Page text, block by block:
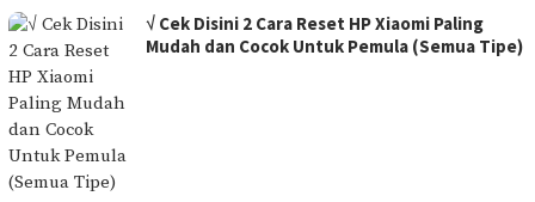
√ Cek Disini 2 Cara Reset HP Xiaomi Paling
Mudah dan Cocok Untuk Pemula (Semua Tipe)